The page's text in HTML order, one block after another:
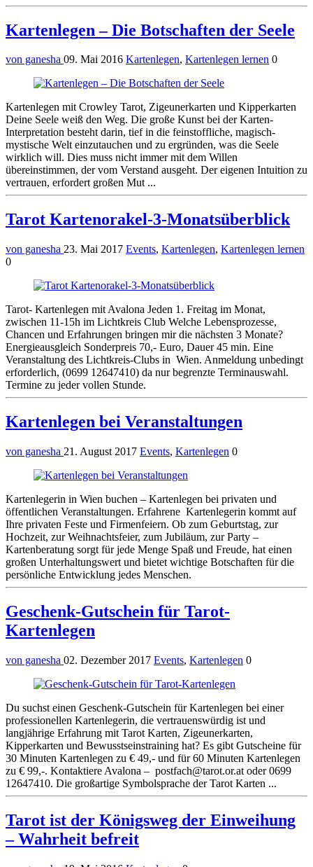
Kartenlegen – Die Botschaften der Seele
von ganesha 09. Mai 2016 Kartenlegen, Kartenlegen lernen 0
Kartenlegen mit Crowley Tarot, Zigeunerkarten und Kipperkarten
Deine Seele weiß den Weg. Die große Kunst bei der Karten-
Interpretation besteht darin, tief in die feinstoffliche, magisch-
mystische Welt einzutauchen und zu ergründen, was die Seele
wirklich will. Dies muss nicht immer mit dem Willen
übereinstimmen, der vom Verstand ausgeht. Der eigenen Intuition zu
vertrauen, erfordert großen Mut ...
Tarot Kartenorakel-3-Monatsüberblick
von ganesha 23. Mai 2017 Events, Kartenlegen, Kartenlegen lernen
0
Tarot- Kartenlegen mit Avalona Jeden 1. Freitag im Monat,
zwischen 11-15h im Lichtkreis Club Welche Lebensprozesse,
Chancen und Erfahrungen bringen mir die nächsten 3 Monate?
Energieausgleich Sonderpreis 70,- Euro, Dauer 45 min. Eine
Veranstaltung des Lichtkreis-Clubs in Wien. Anmeldung unbedingt
erforderlich, (0699 12647410) da nur begrenzte Terminauswahl.
Termine zu jeder vollen Stunde.
Kartenlegen bei Veranstaltungen
von ganesha 21. August 2017 Events, Kartenlegen 0
Kartenlegerin in Wien buchen – Kartenlegen bei privaten und
öffentlichen Veranstaltungen. Erfahrene Kartenlegerin kommt auf
Ihre privaten Feste und Firmenfeiern. Ob zum Geburtstag, zur
Hochzeit, zur Weihnachtsfeier, zum Jubiläum, zur Party –
Kartenberatung sorgt für jede Menge Spaß und Freude, hat einen
großen Unterhaltungswert und bietet wichtige Botschaften für die
persönliche Entwicklung jedes Menschen.
Geschenk-Gutschein für Tarot-
Kartenlegen
von ganesha 02. Dezember 2017 Events, Kartenlegen 0
Du suchst einen Geschenk-Gutschein für Kartenlegen bei einer
professionellen Kartenlegerin, die vertrauenswürdig ist und
langjährige Erfahrung mit Tarot Karten, Zigeunerkarten,
Kipperkarten und Bewusstseinstraining hat? Es gibt Gutscheine für
30 Minuten Kartenlegen zu € 49,- und für 60 Minuten Kartenlegen
zu € 99,-. Kontaktiere Avalona – postfach@tarot.or.at oder 0699
12647410. Die großartige Symbolsprache der Tarot Karten ...
Tarot ist der Königsweg der Einweihung
– Wahrheit befreit